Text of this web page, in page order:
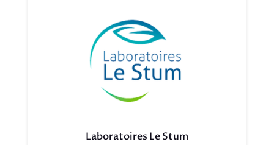
Laboratoires Le Stum